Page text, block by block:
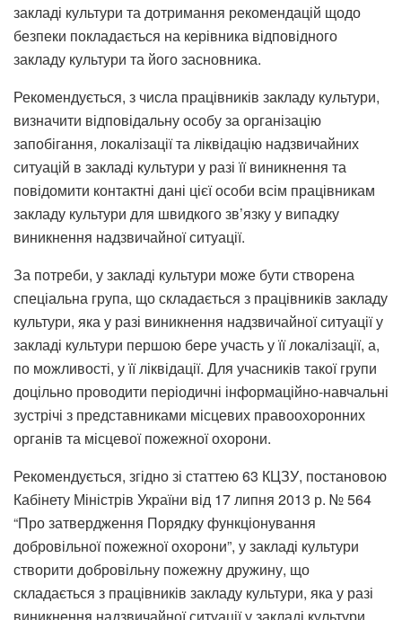
закладі культури та дотримання рекомендацій щодо
безпеки покладається на керівника відповідного
закладу культури та його засновника.
Рекомендується, з числа працівників закладу культури,
визначити відповідальну особу за організацію
запобігання, локалізації та ліквідацію надзвичайних
ситуацій в закладі культури у разі її виникнення та
повідомити контактні дані цієї особи всім працівникам
закладу культури для швидкого зв’язку у випадку
виникнення надзвичайної ситуації.
За потреби, у закладі культури може бути створена
спеціальна група, що складається з працівників закладу
культури, яка у разі виникнення надзвичайної ситуації у
закладі культури першою бере участь у її локалізації, а,
по можливості, у її ліквідації. Для учасників такої групи
доцільно проводити періодичні інформаційно-навчальні
зустрічі з представниками місцевих правоохоронних
органів та місцевої пожежної охорони.
Рекомендується, згідно зі статтею 63 КЦЗУ, постановою
Кабінету Міністрів України від 17 липня 2013 р. № 564
“Про затвердження Порядку функціонування
добровільної пожежної охорони”, у закладі культури
створити добровільну пожежну дружину, що
складається з працівників закладу культури, яка у разі
виникнення надзвичайної ситуації у закладі культури